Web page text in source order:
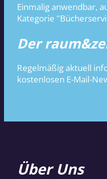
Einmalig anwendbar,
Kategorie
Der
Regelmäßig aktuell
kostenlosen E-Mail-
Über Uns